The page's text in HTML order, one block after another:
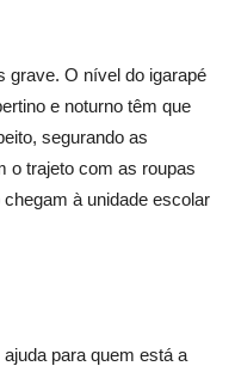
grave. O nível do igarapé
e noturno têm que
segurando as
o trajeto com as roupas
à unidade escolar
para quem está a